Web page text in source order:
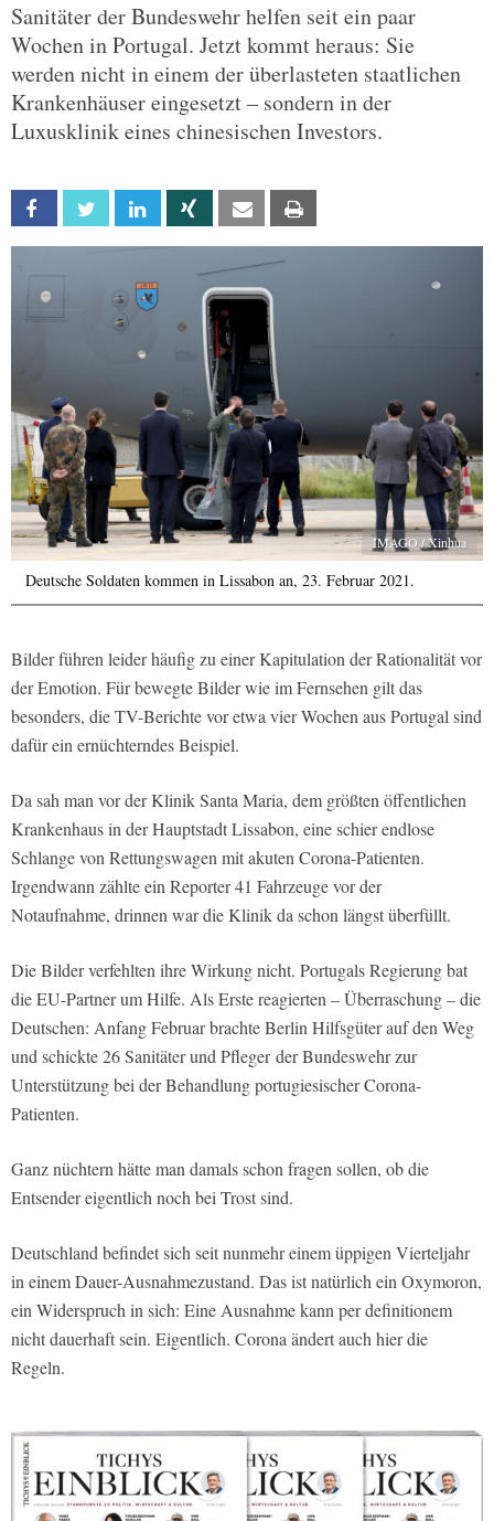
Sanitäter der Bundeswehr helfen seit ein paar
Wochen in Portugal. Jetzt kommt heraus: Sie
werden nicht in einem der überlasteten staatlichen
Krankenhäuser eingesetzt – sondern in der
Luxusklinik eines chinesischen Investors.
Facebook Twitter Linkedin Xing Email
IMAGO / Xinhua
Deutsche Soldaten kommen in Lissabon an, 23. Februar 2021.
Bilder führen leider häufig zu einer Kapitulation der Rationalität vor
der Emotion. Für bewegte Bilder wie im Fernsehen gilt das
besonders, die TV-Berichte vor etwa vier Wochen aus Portugal sind
dafür ein ernüchterndes Beispiel.
Da sah man vor der Klinik Santa Maria, dem größten öffentlichen
Krankenhaus in der Hauptstadt Lissabon, eine schier endlose
Schlange von Rettungswagen mit akuten Corona-Patienten.
Irgendwann zählte ein Reporter 41 Fahrzeuge vor der
Notaufnahme, drinnen war die Klinik da schon längst überfüllt.
Die Bilder verfehlten ihre Wirkung nicht. Portugals Regierung bat
die EU-Partner um Hilfe. Als Erste reagierten – Überraschung – die
Deutschen: Anfang Februar brachte Berlin Hilfsgüter auf den Weg
und schickte 26 Sanitäter und Pfleger der Bundeswehr zur
Unterstützung bei der Behandlung portugiesischer Corona-
Patienten.
Ganz nüchtern hätte man damals schon fragen sollen, ob die
Entsender eigentlich noch bei Trost sind.
Deutschland befindet sich seit nunmehr einem üppigen Vierteljahr
in einem Dauer-Ausnahmezustand. Das ist natürlich ein Oxymoron,
ein Widerspruch in sich: Eine Ausnahme kannper definitionem
nicht dauerhaft sein. Eigentlich. Corona ändert auch hier die
Regeln.